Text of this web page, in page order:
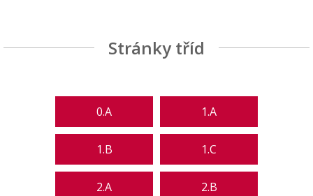
Stránky tříd
0.A 1.A
1.B 1.C
2.A 2.B